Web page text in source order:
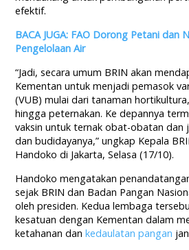
efektif.
BACA JUGA: FAO Dorong Petani dan
Pengelolaan Air
“Jadi, secara umum BRIN akan
Kementan untuk menjadi pemasok
(VUB) mulai dari tanaman
hinggapeternakan. Ke depannya
vaksin untuk ternak obat-obatan dan
dan budidayanya,” ungkap Kepala
Handoko di Jakarta, Selasa (17/10).
Handoko mengatakan
sejak BRIN dan Badan Pangan
oleh presiden. Kedua lembaga
kesatuan dengan Kementan dalam
ketahanan dankedaulatan pangan